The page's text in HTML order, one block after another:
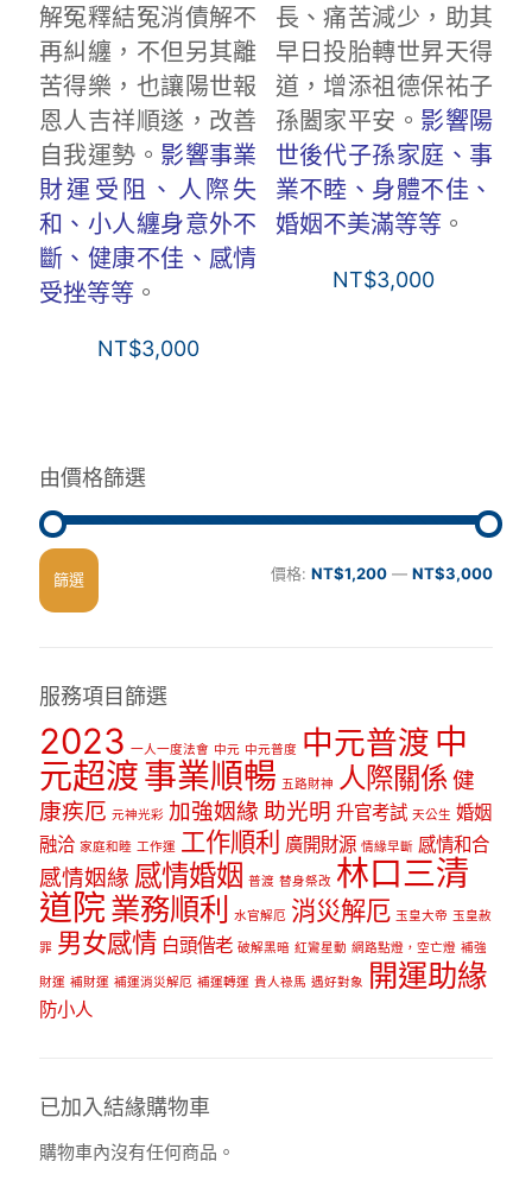
解冤釋結冤消債解不
再糾纏，不但另其離
苦得樂，也讓陽世報
恩人吉祥順遂，改善
自我運勢。 影響事業
財運受阻、人際失
和、小人纏身意外不
斷、健康不佳、感情
受挫等等 。
NT$3,000
長、痛苦減少，助其
早日投胎轉世昇天得
道，增添祖德保祐子
孫闔家平安。 影響陽
世後代子孫家庭、事
業不睦、身體不佳、
婚姻不美滿等等 。
NT$3,000
由價格篩選
最
價
最
價
篩選 價格: NT$1,200 — NT$3,000
服務項目篩選
2023 一人一度法會 中元 中元普度 中元普渡 中
元超渡事業順暢 五路財神 人際關係 健
康疾厄 元神光彩 加強姻緣 助光明 升官考試 天公生 婚姻
融洽 家庭和睦 工作運 工作順利 廣開財源 情緣早斷 感情和合
感情姻緣 感情婚姻 普渡 替身祭改 林口三清
道院業務順利 水官解厄 消災解厄 玉皇大帝 玉皇赦
罪 男女感情 白頭偕老 破解黑暗 紅鸞星動 網路點燈，空亡燈 補強
財運 補財運 補運消災解厄 補運轉運 貴人祿馬 遇好對象 開運助緣
防小人
已加入結緣購物車
購物車內沒有任何商品。